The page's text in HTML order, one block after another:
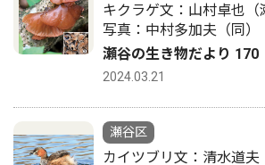
キクラゲ文：山村卓也（
写真：中村多加夫（同）
瀬谷の生き物だより 170
2024.03.21
瀬谷区
カイツブリ文：清水道夫